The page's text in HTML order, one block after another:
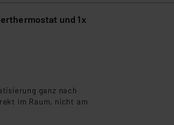
und 1x
ganz nach
im Raum, nicht am